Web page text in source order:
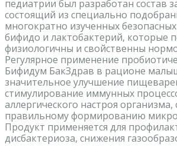
педиатрии был разработан состав
состоящий из специально
многократно изученных
бифидо и лактобактерий, которые
физиологичны и свойственны
Регулярное применение
Бифидум БакЗдрав в рационе
значительное улучшение
стимулирование иммунных
аллергического настроя организма,
правильному формированию
Продукт применяется для
дисбактериоза, снижения